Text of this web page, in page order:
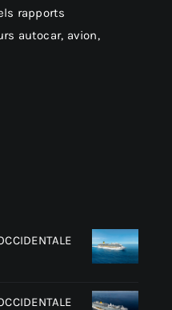
rapports
autocar, avion,